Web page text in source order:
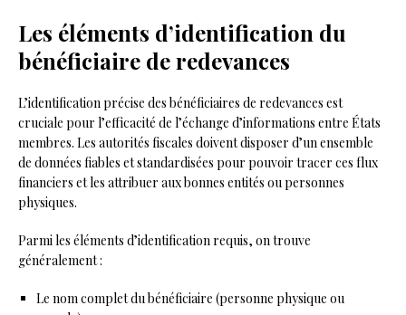
Les éléments d’identification du
bénéficiaire de redevances
L’identification précise des bénéficiaires de redevances est
cruciale pour l’efficacité de l’échange d’informations entre États
membres. Les autorités fiscales doivent disposer d’un ensemble
de données fiables et standardisées pour pouvoir tracer ces flux
financiers et les attribuer aux bonnes entités ou personnes
physiques.
Parmi les éléments d’identification requis, on trouve
généralement :
Le nom complet du bénéficiaire (personne physique ou